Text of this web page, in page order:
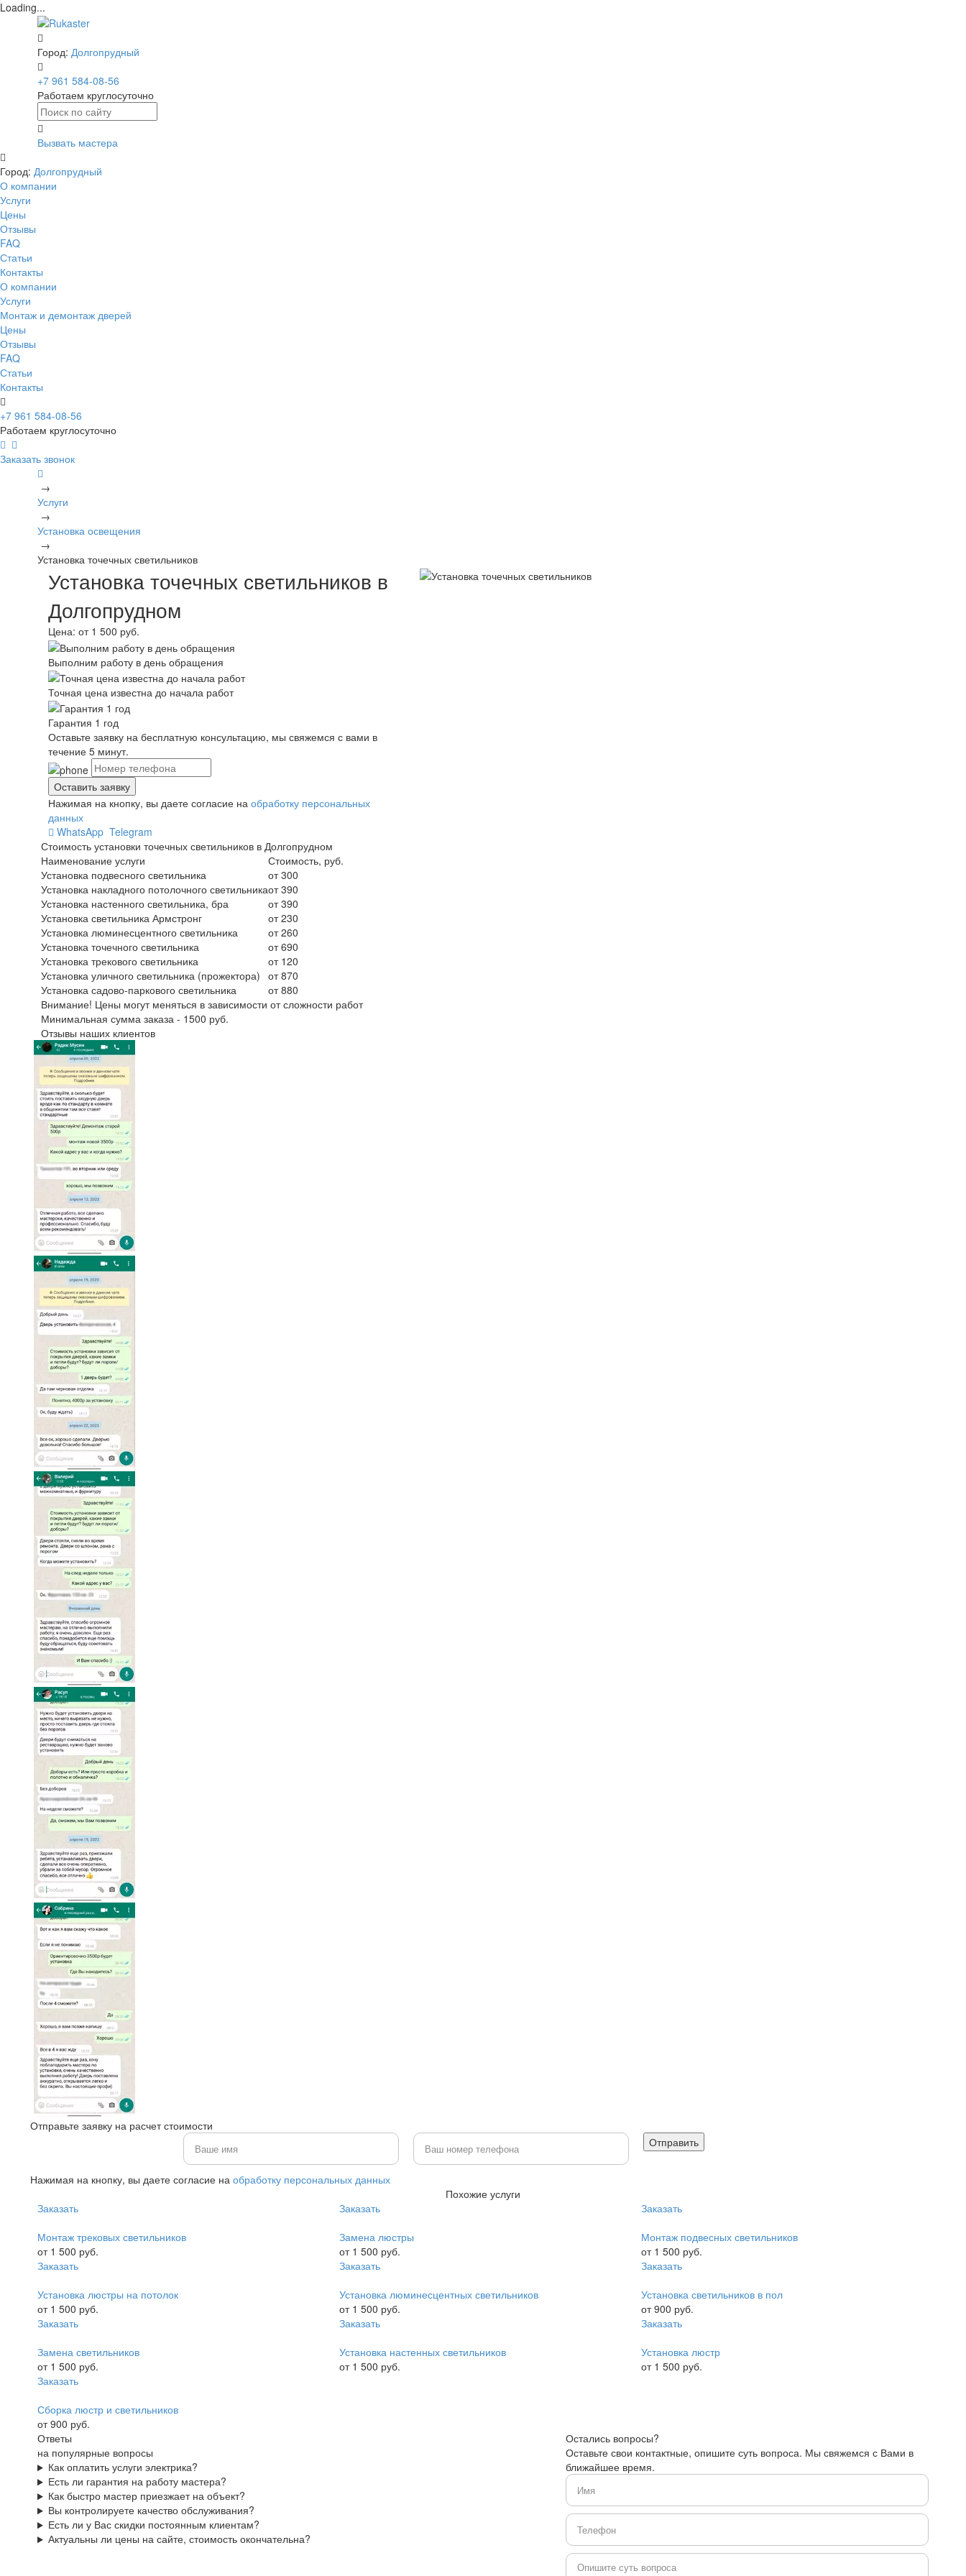
Loading...
Город: Долгопрудный
+7 961 584-08-56
Работаем круглосуточно
Вызвать мастера
Город: Долгопрудный
О компании
Услуги
Цены
Отзывы
FAQ
Статьи
Контакты
О компании
Услуги
Монтаж и демонтаж дверей
Цены
Отзывы
FAQ
Статьи
Контакты
+7 961 584-08-56
Работаем круглосуточно
Заказать звонок
→
Услуги
→
Установка освещения
→
Установка точечных светильников
Установка точечных светильников в
Долгопрудном
Цена: от 1 500 руб.
Выполним работу в день обращения
Точная цена известна до начала работ
Гарантия 1 год
Оставьте заявку на бесплатную консультацию, мы свяжемся с вами в
течение 5 минут.
Нажимая на кнопку, вы даете согласие на обработку персональных
данных
WhatsApp Telegram
Стоимость установки точечных светильников в Долгопрудном
Наименование услуги
Стоимость, руб.
Установка подвесного светильника
от 300
Установка накладного потолочного светильникаот 390
Установка настенного светильника, бра
от 390
Установка светильника Армстронг
от 230
Установка люминесцентного светильника
от 260
Установка точечного светильника
от 690
Установка трекового светильника
от 120
Установка уличного светильника (прожектора) от 870
Установка садово-паркового светильника
от 880
Внимание! Цены могут меняться в зависимости от сложности работ
Минимальная сумма заказа - 1500 руб.
Отзывы наших клиентов
Отправьте заявку на расчет стоимости
Нажимая на кнопку, вы даете согласие на обработку персональных данных
Похожие услуги
Заказать
Монтаж трековых светильников
от 1 500 руб.
Заказать
Замена люстры
от 1 500 руб.
Заказать
Монтаж подвесных светильников
от 1 500 руб.
Заказать
Установка люстры на потолок
от 1 500 руб.
Заказать
Установка люминесцентных светильников
от 1 500 руб.
Заказать
Установка светильников в пол
от 900 руб.
Заказать
Замена светильников
от 1 500 руб.
Заказать
Установка настенных светильников
от 1 500 руб.
Заказать
Установка люстр
от 1 500 руб.
Заказать
Сборка люстр и светильников
от 900 руб.
Ответы
на популярные вопросы
Как оплатить услуги электрика?
Есть ли гарантия на работу мастера?
Как быстро мастер приезжает на объект?
Вы контролируете качество обслуживания?
Есть ли у Вас скидки постоянным клиентам?
Актуальны ли цены на сайте, стоимость окончательна?
Остались вопросы?
Оставьте свои контактные, опишите суть вопроса. Мы свяжемся с Вами в
ближайшее время.